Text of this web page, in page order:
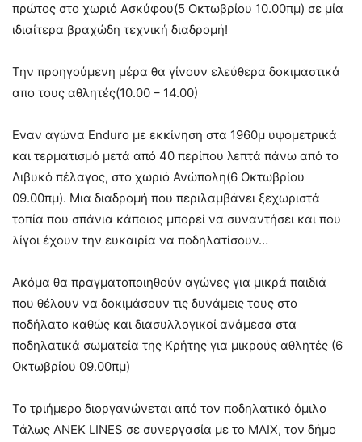
πρώτος στο χωριό Ασκύφου(5 Οκτωβρίου 10.00πμ) σε μία
ιδιαίτερα βραχώδη τεχνική διαδρομή!
Την προηγούμενη μέρα θα γίνουν ελεύθερα δοκιμαστικά
απο τους αθλητές(10.00 – 14.00)
Εναν αγώνα Enduro με εκκίνηση στα 1960μ υψομετρικά
και τερματισμό μετά από 40 περίπου λεπτά πάνω από το
Λιβυκό πέλαγος, στο χωριό Ανώπολη(6 Οκτωβρίου
09.00πμ). Μια διαδρομή που περιλαμβάνει ξεχωριστά
τοπία που σπάνια κάποιος μπορεί να συναντήσει και που
λίγοι έχουν την ευκαιρία να ποδηλατίσουν…
Ακόμα θα πραγματοποιηθούν αγώνες για μικρά παιδιά
που θέλουν να δοκιμάσουν τις δυνάμεις τους στο
ποδήλατο καθώς και διασυλλογικοί ανάμεσα στα
ποδηλατικά σωματεία της Κρήτης για μικρούς αθλητές (6
Οκτωβρίου 09.00πμ)
Το τριήμερο διοργανώνεται από τον ποδηλατικό όμιλο
Τάλως ΑΝΕΚ LINES σε συνεργασία με το ΜΑΙΧ, τον δήμο